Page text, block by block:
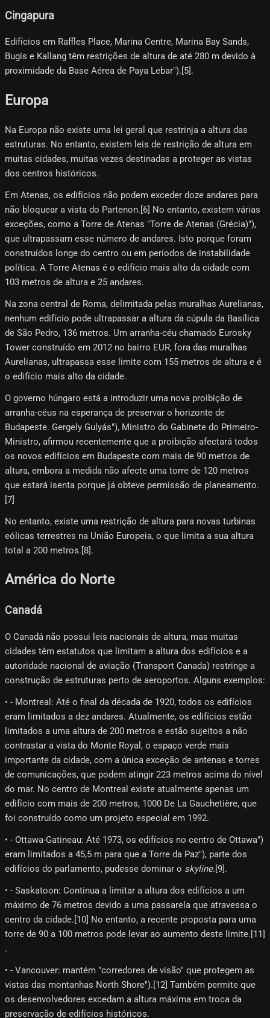
Cingapura
Edifícios em Raffles Place, Marina Centre, Marina Bay Sands,
Bugis e Kallang têm restrições de altura de até 280 m devido à
proximidade da Base Aérea de Paya Lebar").[5]​.
Europa
Na Europa não existe uma lei geral que restrinja a altura das
estruturas. No entanto, existem leis de restrição de altura em
muitas cidades, muitas vezes destinadas a proteger as vistas
dos centros históricos.
Em Atenas, os edifícios não podem exceder doze andares para
não bloquear a vista do Partenon.[6] No entanto, existem várias
exceções, como a Torre de Atenas "Torre de Atenas (Grécia)"),
que ultrapassam esse número de andares. Isto porque foram
construídos longe do centro ou em períodos de instabilidade
política. A Torre Atenas é o edifício mais alto da cidade com
103 metros de altura e 25 andares.
Na zona central de Roma, delimitada pelas muralhas Aurelianas,
nenhum edifício pode ultrapassar a altura da cúpula da Basílica
de São Pedro, 136 metros. Um arranha-céu chamado Eurosky
Tower construído em 2012 no bairro EUR, fora das muralhas
Aurelianas, ultrapassa esse limite com 155 metros de altura e é
o edifício mais alto da cidade.
O governo húngaro está a introduzir uma nova proibição de
arranha-céus na esperança de preservar o horizonte de
Budapeste. Gergely Gulyás"), Ministro do Gabinete do Primeiro-
Ministro, afirmou recentemente que a proibição afectará todos
os novos edifícios em Budapeste com mais de 90 metros de
altura, embora a medida não afecte uma torre de 120 metros
que estará isenta porque já obteve permissão de planeamento.
[7]
No entanto, existe uma restrição de altura para novas turbinas
eólicas terrestres na União Europeia, o que limita a sua altura
total a 200 metros.[8]​.
América do Norte
Canadá
O Canadá não possui leis nacionais de altura, mas muitas
cidades têm estatutos que limitam a altura dos edifícios e a
autoridade nacional de aviação (Transport Canada) restringe a
construção de estruturas perto de aeroportos. Alguns exemplos:
• - Montreal: Até o final da década de 1920, todos os edifícios
eram limitados a dez andares. Atualmente, os edifícios estão
limitados a uma altura de 200 metros e estão sujeitos a não
contrastar a vista do Monte Royal, o espaço verde mais
importante da cidade, com a única exceção de antenas e torres
de comunicações, que podem atingir 223 metros acima do nível
do mar. No centro de Montreal existe atualmente apenas um
edifício com mais de 200 metros, 1000 De La Gauchetière, que
foi construído como um projeto especial em 1992.
• - Ottawa-Gatineau: Até 1973, os edifícios no centro de Ottawa")
eram limitados a 45,5 m para que a Torre da Paz"), parte dos
edifícios do parlamento, pudesse dominar o skyline.[9]​.
• - Saskatoon: Continua a limitar a altura dos edifícios a um
máximo de 76 metros devido a uma passarela que atravessa o
centro da cidade.[10]​ No entanto, a recente proposta para uma
torre de 90 a 100 metros pode levar ao aumento deste limite.[11]​
.
• - Vancouver: mantém "corredores de visão" que protegem as
vistas das montanhas North Shore").[12]​ Também permite que
os desenvolvedores excedam a altura máxima em troca da
preservação de edifícios históricos.